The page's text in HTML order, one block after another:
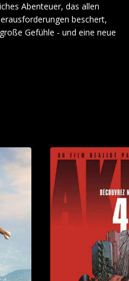
Abenteuer, das allen
beschert,
Gefühle - und eine neue